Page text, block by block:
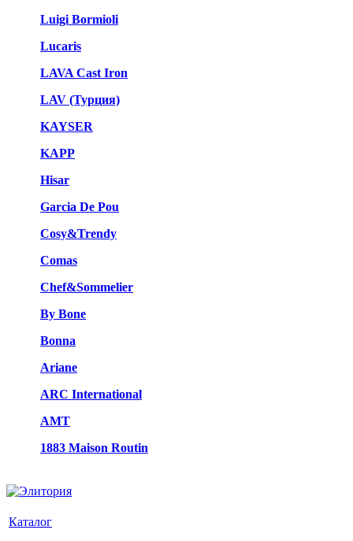
Luigi Bormioli
Lucaris
LAVA Cast Iron
LAV (Турция)
KAYSER
KAPP
Hisar
Garcia De Pou
Cosy&Trendy
Comas
Chef&Sommelier
By Bone
Bonna
Ariane
ARC International
AMT
1883 Maison Routin
Каталог